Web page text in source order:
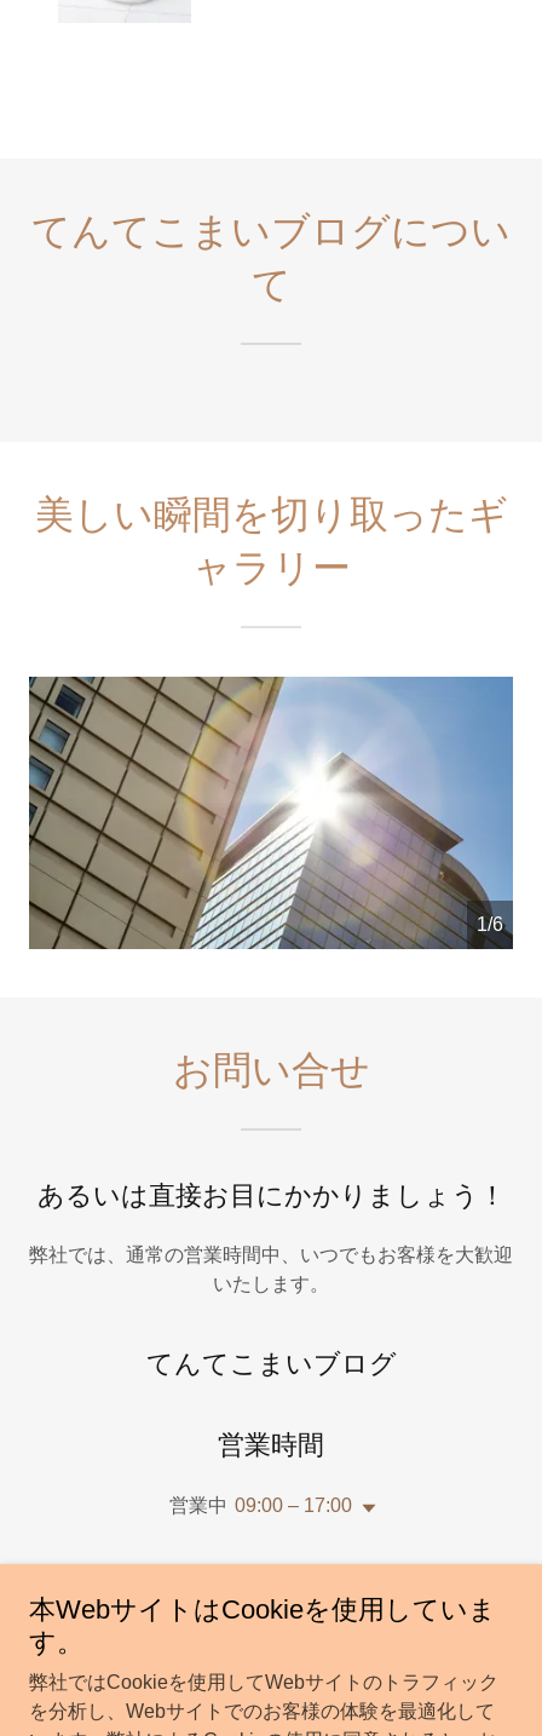
てんてこまいブログについ
て
美しい瞬間を切り取ったギ
ャラリー
1/6
お問い合せ
あるいは直接お目にかかりましょう！
弊社では、通常の営業時間中、いつでもお客様を大歓迎
いたします。
てんてこまいブログ
営業時間
営業中 09:00 – 17:00
本WebサイトはCookieを使用していま
す。
弊社ではCookieを使用してWebサイトのトラフィック
を分析し、Webサイトでのお客様の体験を最適化して